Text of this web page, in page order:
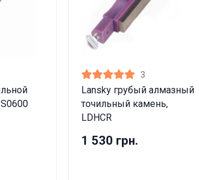
3
Lansky грубый алмазный
точильный камень,
LDHCR
1 530 грн.